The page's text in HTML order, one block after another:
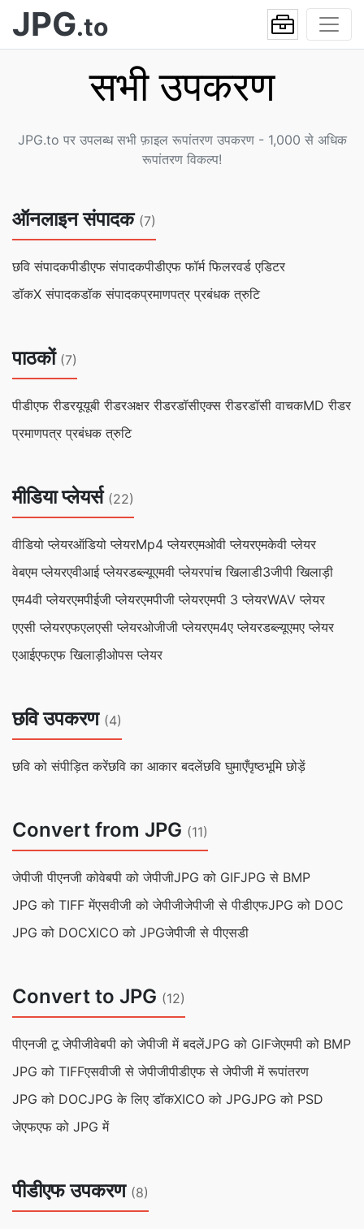
JPG.to
सभी उपकरण
JPG.to पर उपलब्ध सभी फ़ाइल रूपांतरण उपकरण - 1,000 से अधिक
रूपांतरण विकल्प!
ऑनलाइन संपादक (7)
छवि संपादकपीडीएफ संपादकपीडीएफ फॉर्म फिलरवर्ड एडिटर
डॉकX संपादकडॉक संपादकप्रमाणपत्र प्रबंधक त्रुटि
पाठकों (7)
पीडीएफ रीडरयूयूबी रीडरअक्षर रीडरडॉसीएक्स रीडरडॉसी वाचकMD रीडर
प्रमाणपत्र प्रबंधक त्रुटि
मीडिया प्लेयर्स (22)
वीडियो प्लेयरऑडियो प्लेयरMp4 प्लेयरएमओवी प्लेयरएमकेवी प्लेयर
वेबएम प्लेयरएवीआई प्लेयरडब्ल्यूएमवी प्लेयरपांच खिलाडी3जीपी खिलाड़ी
एम4वी प्लेयरएमपीईजी प्लेयरएमपीजी प्लेयरएमपी 3 प्लेयरWAV प्लेयर
एएसी प्लेयरएफएलएसी प्लेयरओजीजी प्लेयरएम4ए प्लेयरडब्ल्यूएमए प्लेयर
एआईएफएफ खिलाड़ीओपस प्लेयर
छवि उपकरण (4)
छवि को संपीड़ित करेंछवि का आकार बदलेंछवि घुमाएँपृष्ठभूमि छोड़ें
Convert from JPG (11)
जेपीजी पीएनजी कोवेबपी को जेपीजीJPG को GIFJPG से BMP
JPG को TIFF मेंएसवीजी को जेपीजीजेपीजी से पीडीएफJPG को DOC
JPG को DOCXICO को JPGजेपीजी से पीएसडी
Convert to JPG (12)
पीएनजी टू जेपीजीवेबपी को जेपीजी में बदलेंJPG को GIFजेएमपी को BMP
JPG को TIFFएसवीजी से जेपीजीपीडीएफ से जेपीजी में रूपांतरण
JPG को DOCJPG के लिए डॉकXICO को JPGJPG को PSD
जेएफएफ को JPG में
पीडीएफ उपकरण (8)